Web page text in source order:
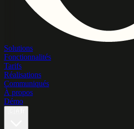
Solutions
Fonctionnalités
Tarifs
Réalisations
Communiqués
À propos
Démo